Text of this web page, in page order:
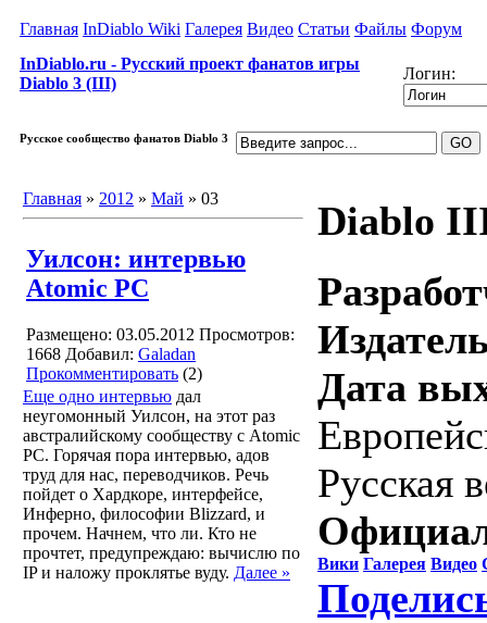
Главная InDiablo Wiki Галерея Видео Статьи Файлы Форум
InDiablo.ru - Русский проект фанатов игры
Diablo 3 (III)
Логин:
Русское сообщество фанатов Diablo 3
Главная » 2012 » Май » 03
Уилсон: интервью
Atomic PC
Размещено: 03.05.2012 Просмотров:
1668 Добавил: Galadan
Прокомментировать (2)
Еще одно интервью дал
неугомонный Уилсон, на этот раз
австралийскому сообществу с Atomic
PC. Горячая пора интервью, адов
труд для нас, переводчиков. Речь
пойдет о Хардкоре, интерфейсе,
Инферно, философии Blizzard, и
прочем. Начнем, что ли. Кто не
прочтет, предупреждаю: вычислю по
IP и наложу проклятье вуду. Далее »
Diablo
Дата
Русская
Вики Галерея Видео